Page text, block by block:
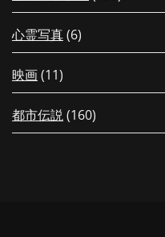
心霊写真(6)
映画(11)
都市伝説(160)